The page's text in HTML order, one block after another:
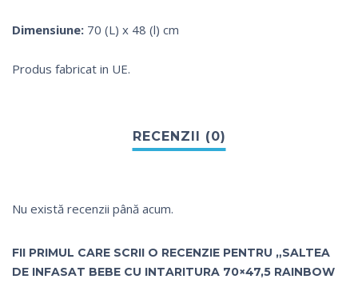
Dimensiune: 70 (L) x 48 (l) cm
Produs fabricat in UE.
Nu există recenzii până acum.
FII PRIMUL CARE SCRII O RECENZIE PENTRU „SALTEA
DE INFASAT BEBE CU INTARITURA 70×47,5 RAINBOW